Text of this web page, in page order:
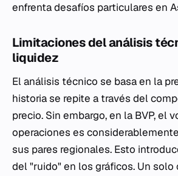
enfrenta desafíos particulares en
Limitaciones del análisis
liquidez
El análisis técnico se basa en la
historia se repite a través del
precio. Sin embargo, en la BVP, el
operaciones es
sus pares regionales. Esto
del "ruido" en los gráficos. Un solo